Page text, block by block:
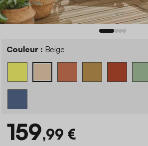
Couleur : Beige
159,99 €